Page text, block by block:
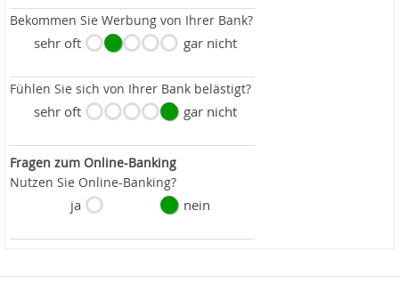
Bekommen Sie Werbung von Ihrer Bank?
sehr oft gar nicht
Fühlen Sie sich von Ihrer Bank belästigt?
sehr oft gar nicht
Fragen zum Online-Banking
Nutzen Sie Online-Banking?
ja nein